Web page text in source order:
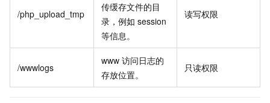
/php_upload_tmp
传缓存文件的目
录，例如 session
等信息。
读写权限
/wwwlogs
www 访问日志的
存放位置。
只读权限